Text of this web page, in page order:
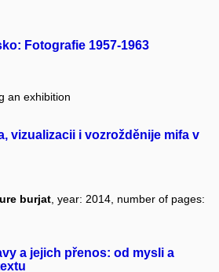
Fotografie 1957-1963
an exhibition
vizualizacii i vozrožděnije mifa v
burjat , year: 2014, number of pages:
a jejich přenos: od mysli a